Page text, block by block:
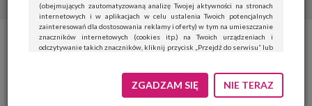
(obejmujących zautomatyzowaną analizę Twojej aktywności na stronach
internetowych i w aplikacjach w celu ustalenia Twoich potencjalnych
zainteresowań dla dostosowania reklamy i oferty) w tym na umieszczanie
znaczników internetowych (cookies itp.) na Twoich urządzeniach i
odczytywanie takich znaczników, kliknij przycisk „Przejdź do serwisu” lub
Jeśli nie chcesz wyrazić zgody, kliknij „Nie teraz”.
Wyrażenie zgody jest dobrowolne. Możesz edytować zakres zgody, w tym
ZGADZAM SIĘ NIE TERAZ
Nowe wytyczne Stowarzyszenia
Chirurgów Okulistów Polskich
pacjent może zweryfikować